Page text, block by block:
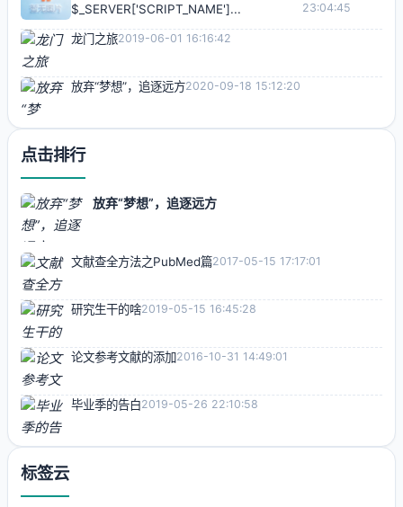
$_SERVER['SCRIPT_NAME']...
23:04:45
龙门之旅2019-06-01 16:16:42
放弃“梦想”，追逐远方2020-09-18 15:12:20
点击排行
放弃“梦想”，追逐远方
文献查全方法之PubMed篇2017-05-15 17:17:01
研究生干的啥2019-05-15 16:45:28
论文参考文献的添加2016-10-31 14:49:01
毕业季的告白2019-05-26 22:10:58
标签云